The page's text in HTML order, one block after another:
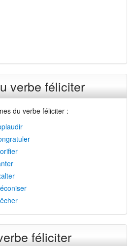
verbe féliciter
du verbe féliciter :
féliciter